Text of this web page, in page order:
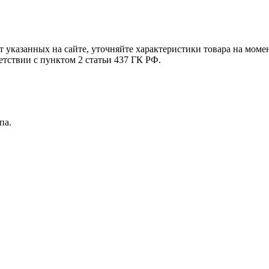
указанных на сайте, уточняйте характеристики товара на
с пунктом 2 статьи 437 ГК РФ.